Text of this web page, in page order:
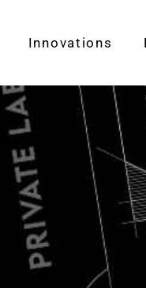
Innovations